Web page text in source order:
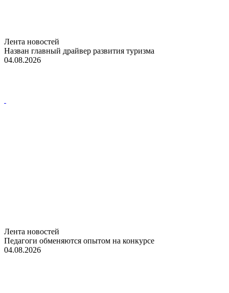
Лента новостей
Назван главный драйвер развития туризма
04.08.2026
Лента новостей
Педагоги обменяются опытом на конкурсе
04.08.2026